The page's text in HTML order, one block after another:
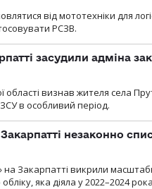
від мототехніки для
РСЗВ.
засудили адміна
визнав жителя села
в особливий період.
незаконно
Закарпатті викрили
яка діяла у 2022–2024